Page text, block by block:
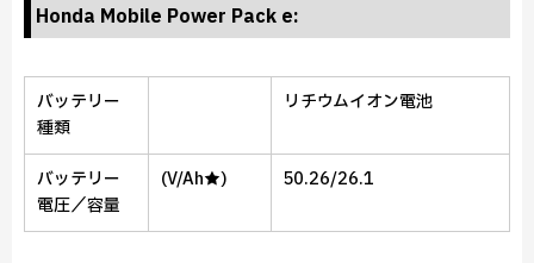
Honda Mobile Power Pack e:
バッテリー
種類
リチウムイオン電池
バッテリー
電圧／容量
(V/Ah★) 50.26/26.1